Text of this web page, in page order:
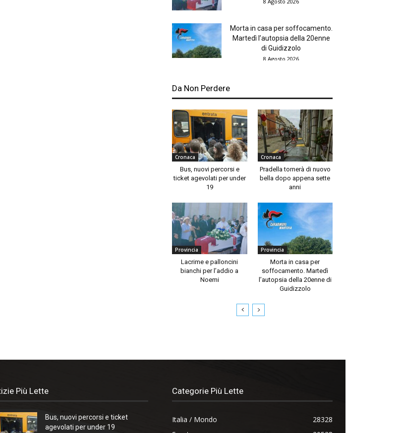
Morta in casa per soffocamento.
Martedì l’autopsia della 20enne
di Guidizzolo
8 Agosto 2026
Da Non Perdere
Cronaca
Bus, nuovi percorsi e
ticket agevolati per under
19
Cronaca
Pradella tornerà di nuovo
bella dopo appena sette
anni
Provincia
Lacrime e palloncini
bianchi per l’addio a
Noemi
Provincia
Morta in casa per
soffocamento. Martedì
l’autopsia della 20enne di
Guidizzolo
Più Lette
Bus, nuovi percorsi e ticket
agevolati per under 19
Categorie Più Lette
Italia / Mondo
28328